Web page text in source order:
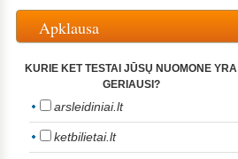
Apklausa
KURIE KET TESTAI JŪSŲ NUOMONE YRA
GERIAUSI?
arsleidiniai.lt
ketbilietai.lt